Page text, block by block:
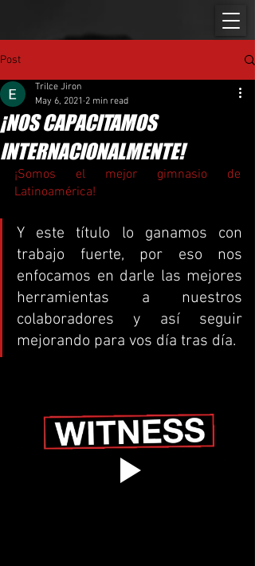
Post
¡NOS CAPACITAMOS
INTERNACIONALMENTE!
Trilce Jiron
May 6, 2021 2 min read
¡Somos el mejor gimnasio de
Latinoamérica!
Y este título lo ganamos con
trabajo fuerte, por eso nos
enfocamos en darle las mejores
herramientas a nuestros
colaboradores y así seguir
mejorando para vos día tras día.